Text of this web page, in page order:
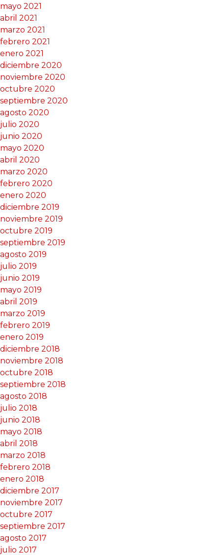
mayo 2021
abril 2021
marzo 2021
febrero 2021
enero 2021
diciembre 2020
noviembre 2020
octubre 2020
septiembre 2020
agosto 2020
julio 2020
junio 2020
mayo 2020
abril 2020
marzo 2020
febrero 2020
enero 2020
diciembre 2019
noviembre 2019
octubre 2019
septiembre 2019
agosto 2019
julio 2019
junio 2019
mayo 2019
abril 2019
marzo 2019
febrero 2019
enero 2019
diciembre 2018
noviembre 2018
octubre 2018
septiembre 2018
agosto 2018
julio 2018
junio 2018
mayo 2018
abril 2018
marzo 2018
febrero 2018
enero 2018
diciembre 2017
noviembre 2017
octubre 2017
septiembre 2017
agosto 2017
julio 2017